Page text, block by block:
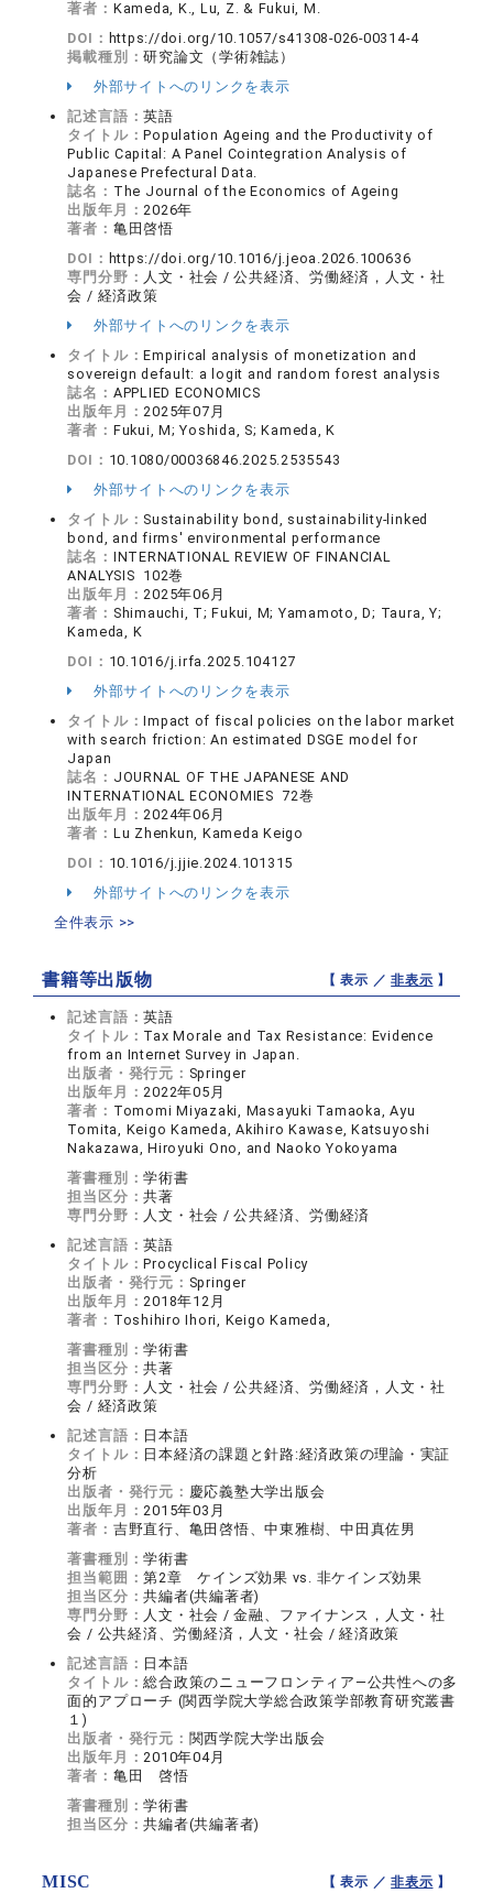
著者： Kameda, K., Lu, Z. & Fukui, M.
DOI： https://doi.org/10.1057/s41308-026-00314-4
掲載種別：研究論文（学術雑誌）
外部サイトへのリンクを表示
記述言語：英語
タイトル：Population Ageing and the Productivity of
Public Capital: A Panel Cointegration Analysis of
Japanese Prefectural Data.
誌名： The Journal of the Economics of Ageing
出版年月：2026年
著者： 亀田啓悟
DOI： https://doi.org/10.1016/j.jeoa.2026.100636
専門分野： 人文・社会 / 公共経済、労働経済，人文・社
会 / 経済政策
外部サイトへのリンクを表示
タイトル：Empirical analysis of monetization and
sovereign default: a logit and random forest analysis
誌名： APPLIED ECONOMICS
出版年月：2025年07月
著者： Fukui, M; Yoshida, S; Kameda, K
DOI： 10.1080/00036846.2025.2535543
外部サイトへのリンクを表示
タイトル： Sustainability bond, sustainability-linked
bond, and firms' environmental performance
誌名： INTERNATIONAL REVIEW OF FINANCIAL
ANALYSIS 102巻
出版年月：2025年06月
著者： Shimauchi, T; Fukui, M; Yamamoto, D; Taura, Y;
Kameda, K
DOI： 10.1016/j.irfa.2025.104127
外部サイトへのリンクを表示
タイトル：Impact of fiscal policies on the labor market
with search friction: An estimated DSGE model for
Japan
誌名： JOURNAL OF THE JAPANESE AND
INTERNATIONAL ECONOMIES 72巻
出版年月：2024年06月
著者： Lu Zhenkun, Kameda Keigo
DOI： 10.1016/j.jjie.2024.101315
外部サイトへのリンクを表示
全件表示 >>
書籍等出版物 【 表示 ／非表示 】
記述言語：英語
タイトル： Tax Morale and Tax Resistance: Evidence
from an Internet Survey in Japan.
出版者・発行元： Springer
出版年月：2022年05月
著者： Tomomi Miyazaki, Masayuki Tamaoka, Ayu
Tomita, Keigo Kameda, Akihiro Kawase, Katsuyoshi
Nakazawa, Hiroyuki Ono, and Naoko Yokoyama
著書種別：学術書
担当区分：共著
専門分野： 人文・社会 / 公共経済、労働経済
記述言語：英語
タイトル：Procyclical Fiscal Policy
出版者・発行元： Springer
出版年月：2018年12月
著者： Toshihiro Ihori, Keigo Kameda,
著書種別：学術書
担当区分：共著
専門分野： 人文・社会 / 公共経済、労働経済，人文・社
会 / 経済政策
記述言語： 日本語
タイトル： 日本経済の課題と針路:経済政策の理論・実証
分析
出版者・発行元： 慶応義塾大学出版会
出版年月：2015年03月
著者： 吉野直行、亀田啓悟、中東雅樹、中田真佐男
著書種別：学術書
担当範囲：第2章 ケインズ効果 vs. 非ケインズ効果
担当区分：共編者(共編著者)
専門分野： 人文・社会 / 金融、ファイナンス，人文・社
会 / 公共経済、労働経済，人文・社会 / 経済政策
記述言語： 日本語
タイトル：総合政策のニューフロンティア―公共性への多
面的アプローチ (関西学院大学総合政策学部教育研究叢書
１)
出版者・発行元： 関西学院大学出版会
出版年月：2010年04月
著者： 亀田 啓悟
著書種別：学術書
担当区分：共編者(共編著者)
MISC 【 表示 ／非表示 】